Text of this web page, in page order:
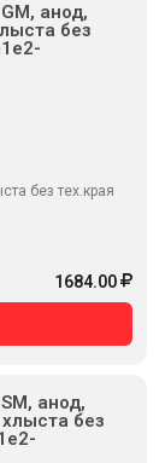
анод,
без
без тех.края
1684.00
анод,
без